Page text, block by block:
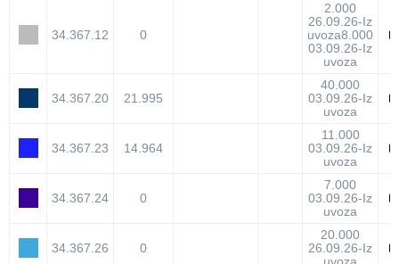
34.367.12 0
2.000
26.09.26-Iz
uvoza8.000
03.09.26-Iz
uvoza
34.367.20 21.995
40.000
03.09.26-Iz
uvoza
34.367.23 14.964
11.000
03.09.26-Iz
uvoza
34.367.24 0
7.000
03.09.26-Iz
uvoza
34.367.26 0
20.000
26.09.26-Iz